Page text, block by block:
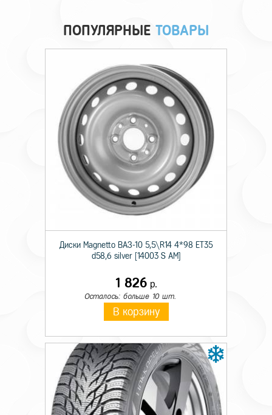
Технические характеристики
Происхождение товара Имп.
Диаметр резьбы
Длина резьбы болта
Размер под ключ
Цвет крепежного элемента черный цинк
Шаг резьбы 1,25
ПОПУЛЯРНЫЕ ТОВАРЫ
Диски Magnetto ВАЗ-10 5,5\R14 4*98 ET35
d58,6 silver [14003 S AM]
1 826р.
Осталось: больше 10 шт.
В корзину